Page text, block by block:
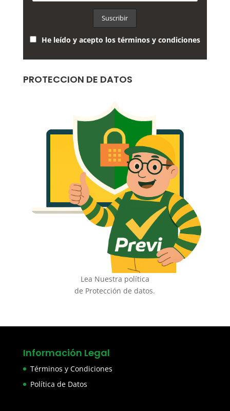
He leído y acepto los términos y condiciones
PROTECCION DE DATOS
Lea Nuestra política
de Protección de datos.
Información Legal
Términos y Condiciones
Política de Datos